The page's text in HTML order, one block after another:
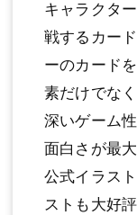
キャラクタ
戦するカー
ーのカード
素だけでな
深いゲーム
面白さが最大
公式イラス
ストも大好評